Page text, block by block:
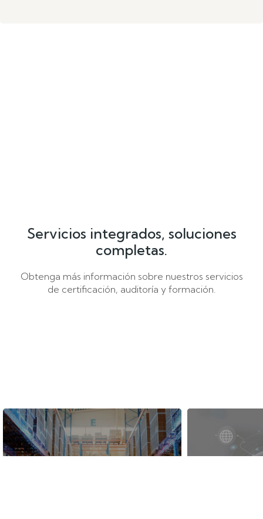
Servicios integrados, soluciones
completas.
Obtenga más información sobre nuestros servicios
de certificación, auditoría y formación.